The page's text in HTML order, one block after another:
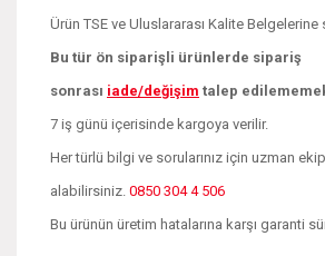
Ürün TSE ve Uluslararası Kalite Belgelerine
Bu tür ön siparişli ürünlerde sipariş
sonrası iade/değişim talep
7 iş günü içerisinde kargoya verilir.
Her türlü bilgi ve sorularınız için uzman
alabilirsiniz. 0850 304 4 506
Bu ürünün üretim hatalarına karşı garanti